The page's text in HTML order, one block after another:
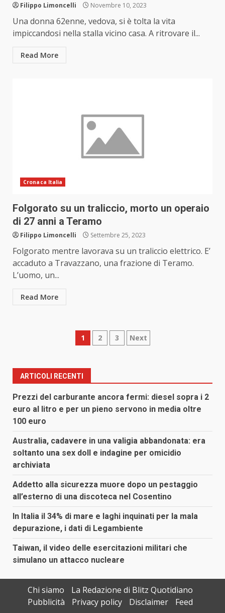
Filippo Limoncelli Novembre 10, 2023
Una donna 62enne, vedova, si è tolta la vita
impiccandosi nella stalla vicino casa. A ritrovare il...
Read More
Cronaca Italia
Folgorato su un traliccio, morto un operaio
di 27 anni a Teramo
Filippo Limoncelli Settembre 25, 2023
Folgorato mentre lavorava su un traliccio elettrico. E’
accaduto a Travazzano, una frazione di Teramo.
L’uomo, un...
Read More
Paginazione
articoli
1 2 3 Next
ARTICOLI RECENTI
Prezzi del carburante ancora fermi: diesel sopra i 2
euro al litro e per un pieno servono in media oltre
100 euro
Australia, cadavere in una valigia abbandonata: era
soltanto una sex doll e indagine per omicidio
archiviata
Addetto alla sicurezza muore dopo un pestaggio
all’esterno di una discoteca nel Cosentino
In Italia il 34% di mare e laghi inquinati per la mala
depurazione, i dati di Legambiente
Taiwan, il video delle esercitazioni militari che
simulano un attacco nucleare
Chi siamo
La Redazione di Blitz Quotidiano
Pubblicità
Privacy policy Disclaimer Feed